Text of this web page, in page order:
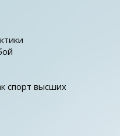
спорт высших